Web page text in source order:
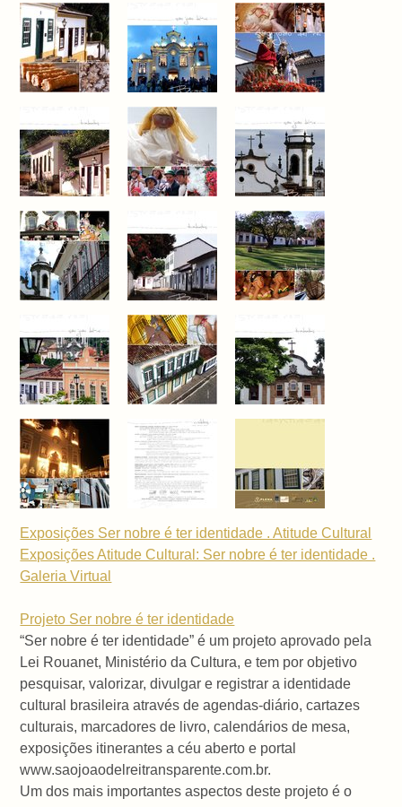
Exposições Ser nobre é ter identidade . Atitude Cultural
Exposições Atitude Cultural: Ser nobre é ter identidade .
Galeria Virtual
Projeto Ser nobre é ter identidade
“Ser nobre é ter identidade” é um projeto aprovado pela
Lei Rouanet, Ministério da Cultura, e tem por objetivo
pesquisar, valorizar, divulgar e registrar a identidade
cultural brasileira através de agendas-diário, cartazes
culturais, marcadores de livro, calendários de mesa,
exposições itinerantes a céu aberto e portal
www.saojoaodelreitransparente.com.br.
Um dos mais importantes aspectos deste projeto é o